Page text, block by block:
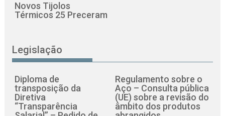
Novos Tijolos
Térmicos 25 Preceram
Legislação
Diploma de
transposição da
Diretiva
“Transparência
Regulamento sobre o
Aço – Consulta pública
(UE) sobre a revisão do
âmbito dos produtos